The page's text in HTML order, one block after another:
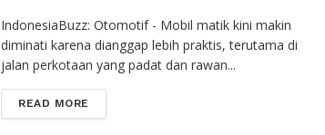
IndonesiaBuzz: Otomotif - Mobil matik kini makin
diminati karena dianggap lebih praktis, terutama di
jalan perkotaan yang padat dan rawan...
READ MORE